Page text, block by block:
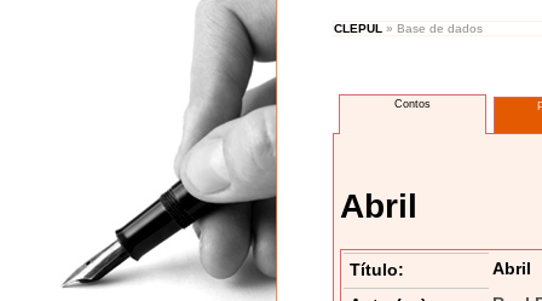
CLEPUL » Base de dados
Contos
Abril
Título:
Abril